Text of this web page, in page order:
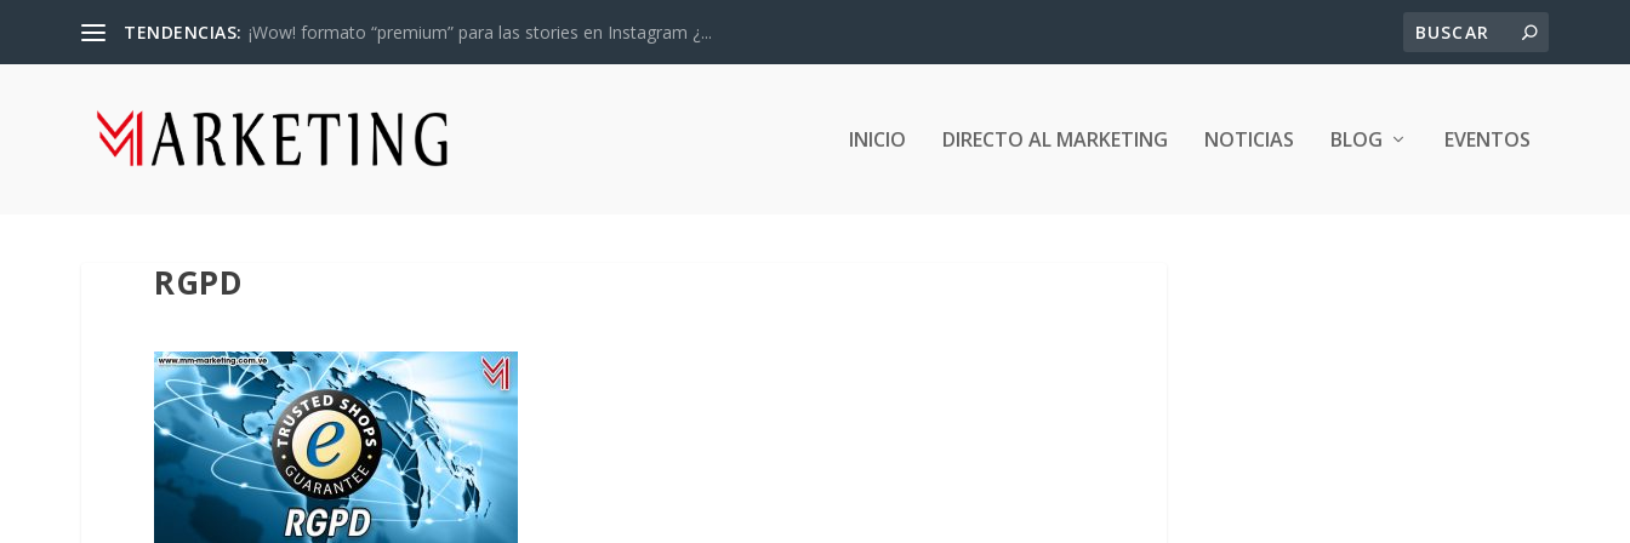
TENDENCIAS: ¡Wow! formato “premium” para las stories en Instagram ¿...
INICIO DIRECTO AL MARKETING NOTICIAS BLOG EVENTOS
RGPD